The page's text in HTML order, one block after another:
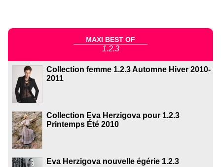
MAXI BEST OF
1.2.3
Collection femme 1.2.3 Automne Hiver 2010-
2011
Collection Eva Herzigova pour 1.2.3
Printemps Été 2010
Eva Herzigova nouvelle égérie 1.2.3